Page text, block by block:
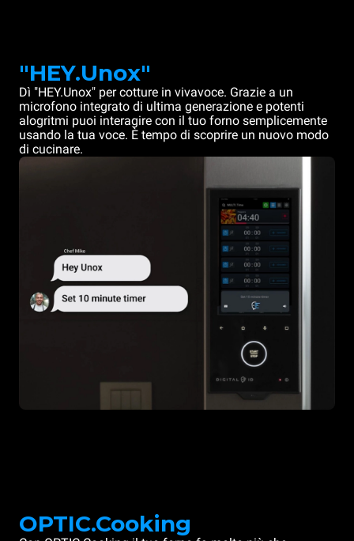
"HEY.Unox"
Dì "HEY.Unox" per cotture in vivavoce. Grazie a un
microfono integrato di ultima generazione e potenti
alogritmi puoi interagire con il tuo forno semplicemente
usando la tua voce. È tempo di scoprire un nuovo modo
di cucinare.
OPTIC.Cooking